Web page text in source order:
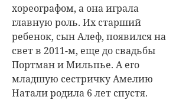
хореографом, а она играла
главную роль. Их старший
ребенок, сын Алеф, появился на
свет в 2011-м, еще до свадьбы
Портман и Мильпье. А его
младшую сестричку Амелию
Натали родила 6 лет спустя.